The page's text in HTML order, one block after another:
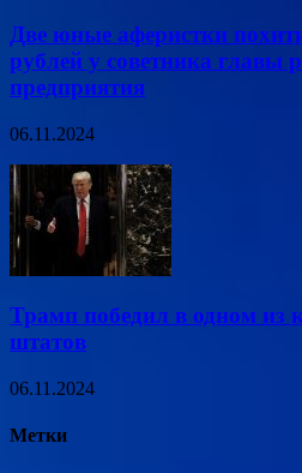
Две юные аферистки
рублей у советника главы
предприятия
06.11.2024
Трамп победил в одном из
штатов
06.11.2024
Метки